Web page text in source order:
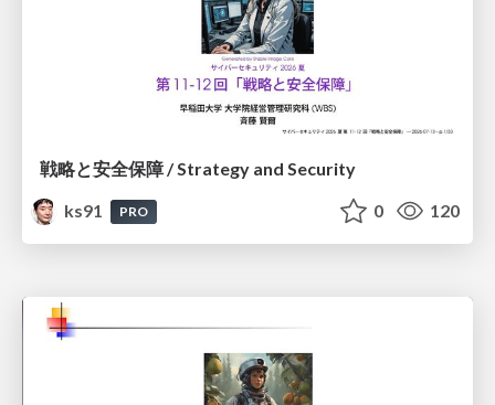
戦略と安全保障 / Strategy and Security
ks91
PRO 0 120